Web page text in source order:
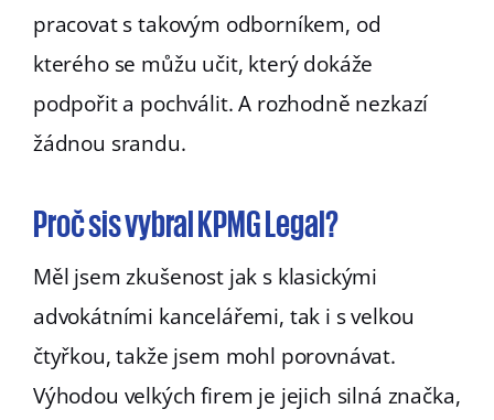
pracovat s takovým odborníkem, od
kterého se můžu učit, který dokáže
podpořit a pochválit. A rozhodně nezkazí
žádnou srandu.
Proč sis vybral KPMG Legal?
Měl jsem zkušenost jak s klasickými
advokátními kancelářemi, tak i s velkou
čtyřkou, takže jsem mohl porovnávat.
Výhodou velkých firem je jejich silná značka,